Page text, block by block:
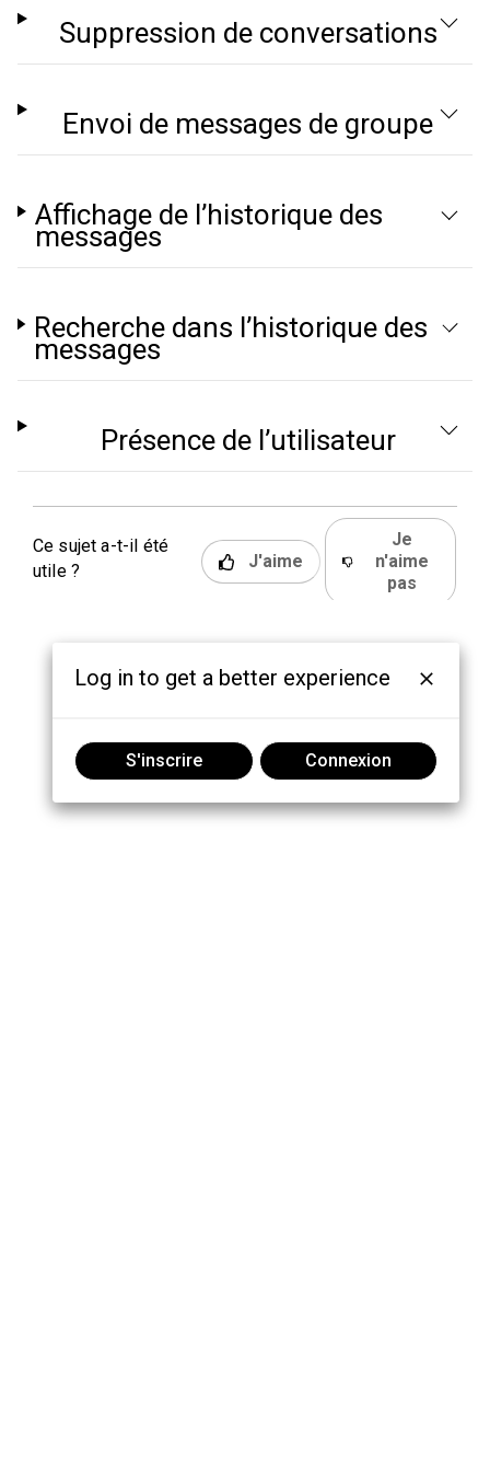
Suppression de conversations
Envoi de messages de groupe
Affichage de l’historique des
messages
Recherche dans l’historique des
messages
Présence de l’utilisateur
Ce sujet a-t-il été
utile ?
J'aime
Je
n'aime
pas
Log in to get a better experience
S'inscrire Connexion